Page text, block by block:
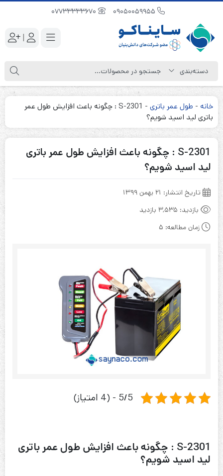
|
خانه - طول عمر باتری -
S-2301 : چگونه باعث افزایش طول عمر
باتری لید اسید شویم؟
S-2301 : چگونه باعث افزایش طول عمر باتری
لید اسید شویم؟
تاریخ انتشار: ۲۱ بهمن ۱۳۹۹
بازدید: 3,535 بازدید
زمان مطالعه: 5
5/5 - (4 امتیاز)
S-2301 : چگونه باعث افزایش طول عمر باتری
لید اسید شویم؟